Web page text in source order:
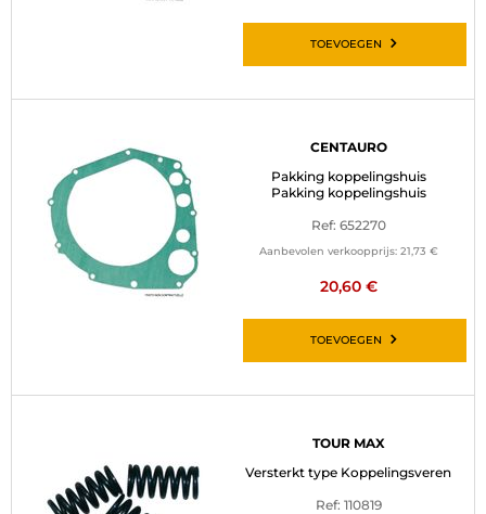
TOEVOEGEN
CENTAURO
Pakking koppelingshuis
Pakking koppelingshuis
Ref: 652270
Aanbevolen verkoopprijs: 21,73 €
20,60 €
TOEVOEGEN
TOUR MAX
Versterkt type Koppelingsveren
Ref: 110819